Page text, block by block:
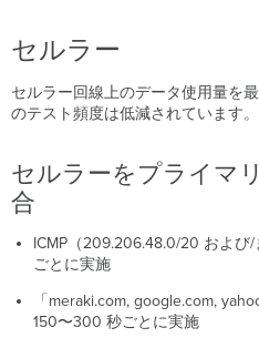
セルラー
セルラー回線上のデータ使用量を
のテスト頻度は低減されています。
セルラーをプライマ
合
ICMP（209.206.48.0/20 および
ごとに実施
「meraki.com, google.com,
150〜300 秒ごとに実施